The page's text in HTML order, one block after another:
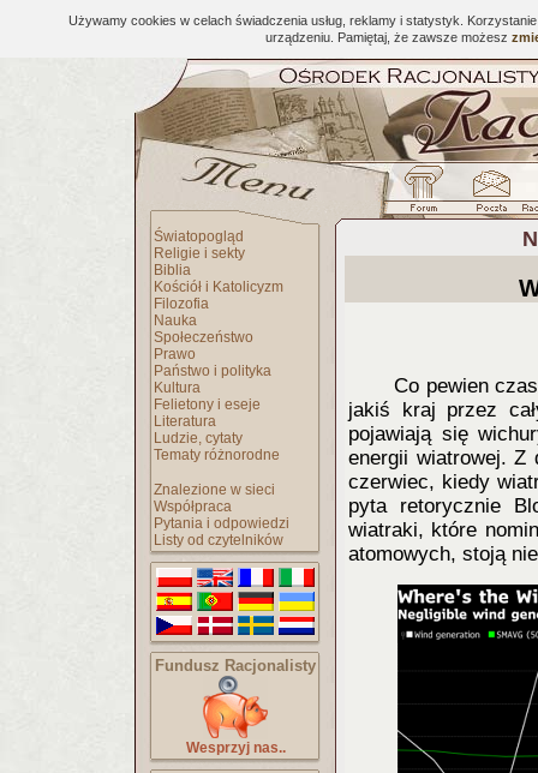
Używamy cookies w celach świadczenia usług, reklamy i statystyk.
urządzeniu. Pamiętaj, że zawsze możesz
Światopogląd
Religie i sekty
Biblia
Kościół i Katolicyzm
Filozofia
Nauka
Społeczeństwo
Prawo
Państwo i polityka
Kultura
Felietony i eseje
Literatura
Ludzie, cytaty
Tematy różnorodne
Znalezione w sieci
Współpraca
Pytania i odpowiedzi
Listy od czytelników
Fundusz Racjonalisty
Wesprzyj nas..
Co pewien
jakiś kraj przez
pojawiają się
energii wiatrowej. Z
czerwiec, kiedy
pyta retorycznie
wiatraki, które
atomowych, stoją